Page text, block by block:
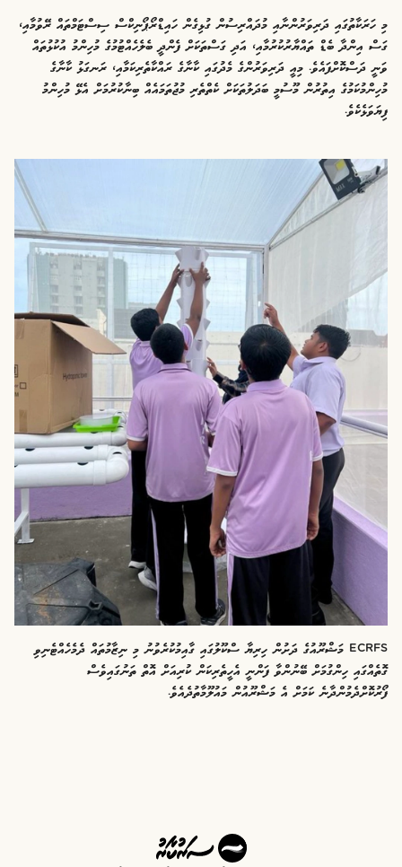
މި ހަރަކާތުގައި ދަރިވަރުންނާއި މުދައްރިސުން ގުޅިގެން ހައިޑްރޯޕޯނިކްސް ސިސްޓަމްތައް ރޭވުމާއި،
ގަސް އިންދާ ބެޑް ތައްޔާރުކުރުމާއި، އަދި ގަސްތަކަށް ފެންދީ ބެލެހެއްޓުމުގެ މުހިންމު އުކުޅުތައް
ވަނީ ދަސްކޮށްފައެވެ. މިއީ ދަރިވަރުންގެ މެދުގައި ކާނާގެ ރައްކާތެރިކަމާއި، ރަނގަޅު ކާނާގެ
މުހިންމުކަމުގެ އިތުރުން މޫސުމީ ބަދަލުތަކަށް ކެތްތެރި މުޖުތަމައެއް ބިނާކުރުމަށް އެޅޭ މުހިންމު
ފިޔަވަޅެކެވެ.
ECRFS މަޝްރޫއުގެ ދަށުން ހިރިޔާ ސްކޫލުގައި ގާއިމުކުރެވުނު މި ނިޒާމުތައް ދެމެހެއްޓެނިވި
ގޮތެއްގައި ހިންގުމަށް ބޭނުންވާ ފަންނީ އެހީތެރިކަން ކުރިއަށް އޮތް ތަނުގައިވެސް
ފޯރުކޮށްދެމުންދާނެ ކަމަށް އެ މަޝްރޫއުން މައުލޫމާތުދެއެވެ.